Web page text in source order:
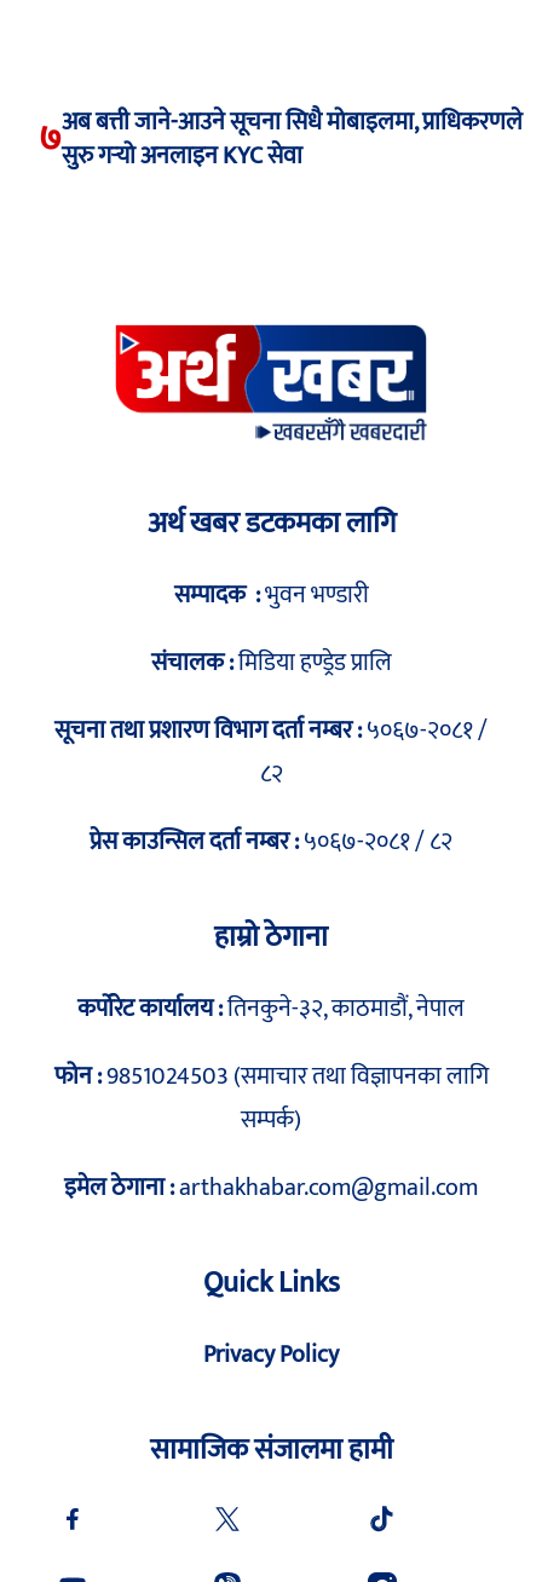
७अब बत्ती जाने-आउने सूचना सिधै मोबाइलमा, प्राधिकरणले
सुरु गर्‍यो अनलाइन KYC सेवा
अर्थ खबर डटकमका लागि
सम्पादक :भुवन भण्डारी
संचालक :मिडिया हण्ड्रेड प्रालि
सूचना तथा प्रशारण विभाग दर्ता नम्बर :५०६७-२०८१ /
८२
प्रेस काउन्सिल दर्ता नम्बर :५०६७-२०८१ / ८२
हाम्रो ठेगाना
कर्पोरेट कार्यालय :तिनकुने-३२, काठमाडौं, नेपाल
फोन :9851024503 (समाचार तथा विज्ञापनका लागि
सम्पर्क)
इमेल ठेगाना :arthakhabar.com@gmail.com
Quick Links
Privacy Policy
सामाजिक संजालमा हामी